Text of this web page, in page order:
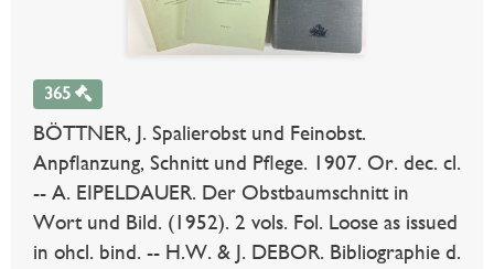
365
BÖTTNER, J. Spalierobst und Feinobst.
Anpflanzung, Schnitt und Pflege. 1907. Or. dec. cl.
-- A. EIPELDAUER. Der Obstbaumschnitt in
Wort und Bild. (1952). 2 vols. Fol. Loose as issued
in ohcl. bind. -- H.W. & J. DEBOR. Bibliographie d.